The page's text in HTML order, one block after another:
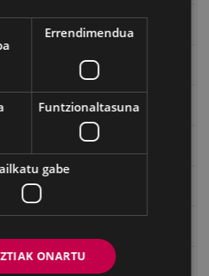
2020)
Eibarko dendetan
Errendimendua
Funtzionaltasuna
gabe
ONARTU